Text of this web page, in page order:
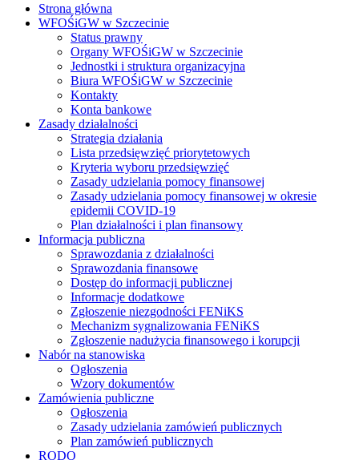
Strona główna
WFOŚiGW w Szczecinie
Status prawny
Organy WFOŚiGW w Szczecinie
Jednostki i struktura organizacyjna
Biura WFOŚiGW w Szczecinie
Kontakty
Konta bankowe
Zasady działalności
Strategia działania
Lista przedsięwzięć priorytetowych
Kryteria wyboru przedsięwzięć
Zasady udzielania pomocy finansowej
Zasady udzielania pomocy finansowej w okresie
epidemii COVID-19
Plan działalności i plan finansowy
Informacja publiczna
Sprawozdania z działalności
Sprawozdania finansowe
Dostęp do informacji publicznej
Informacje dodatkowe
Zgłoszenie niezgodności FENiKS
Mechanizm sygnalizowania FENiKS
Zgłoszenie nadużycia finansowego i korupcji
Nabór na stanowiska
Ogłoszenia
Wzory dokumentów
Zamówienia publiczne
Ogłoszenia
Zasady udzielania zamówień publicznych
Plan zamówień publicznych
RODO